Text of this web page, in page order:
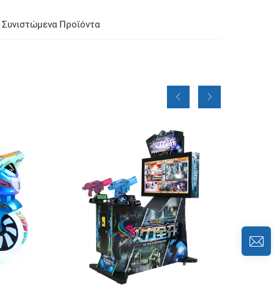
Συνιστώμενα Προϊόντα